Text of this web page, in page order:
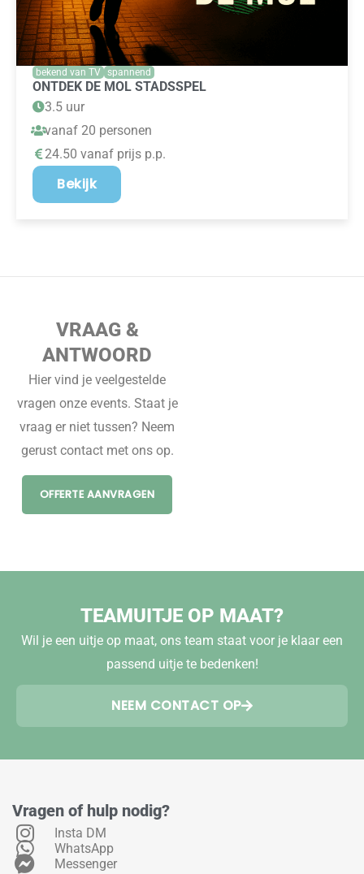
bekend van TV spannend
ONTDEK DE MOL STADSSPEL
3.5 uur
vanaf 20 personen
24.50 vanaf prijs p.p.
Bekijk
VRAAG &
ANTWOORD
Hier vind je veelgestelde
vragen onze events. Staat je
vraag er niet tussen? Neem
gerust contact met ons op.
OFFERTE AANVRAGEN
TEAMUITJE OP MAAT?
Wil je een uitje op maat, ons team staat voor je klaar een
passend uitje te bedenken!
NEEM CONTACT OP
Vragen of hulp nodig?
Insta DM
WhatsApp
Messenger